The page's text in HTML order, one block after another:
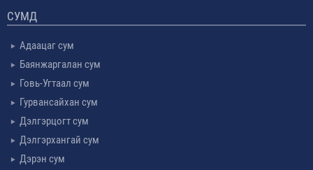
СУМД
Адаацаг сум
Баянжаргалан сум
Говь-Угтаал сум
Гурвансайхан сум
Дэлгэрцогт сум
Дэлгэрхангай сум
Дэрэн сум